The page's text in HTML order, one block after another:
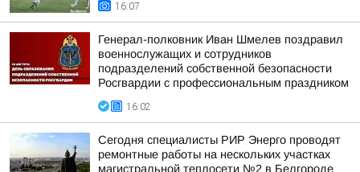
16:07
Генерал-полковник Иван Шмелев поздравил
военнослужащих и сотрудников
подразделений собственной безопасности
Росгвардии с профессиональным праздником
16:02
Сегодня специалисты РИР Энерго проводят
ремонтные работы на нескольких участках
магистральной теплосети №2 в Белгороде